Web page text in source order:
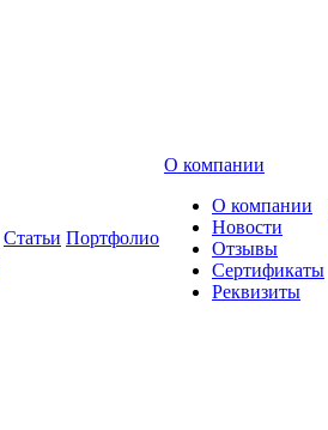
Статьи Портфолио
О компании
О компании
Новости
Отзывы
Сертификаты
Реквизиты